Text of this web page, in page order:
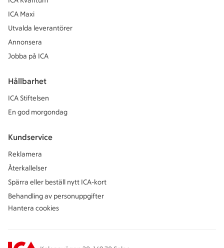
ICA Maxi
Utvalda leverantörer
Annonsera
Jobba på ICA
Hållbarhet
ICA Stiftelsen
En god morgondag
Kundservice
Reklamera
Återkallelser
Spärra eller beställ nytt ICA-kort
Behandling av personuppgifter
Hantera cookies